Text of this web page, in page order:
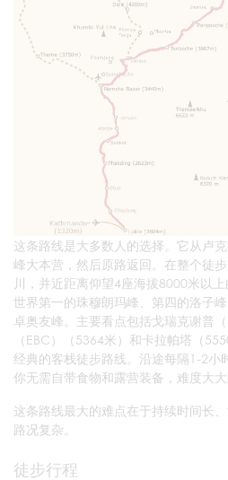
这条路线是大多数人的选择。它从卢
峰大本营，然后原路返回。在整个徒
川，并近距离仰望4座海拔8000米以
世界第一的珠穆朗玛峰、第四的洛子
卓奥友峰。主要看点包括戈瑞克谢普
（EBC）（5364米）和卡拉帕塔（
经典的客栈徒步路线。沿途每隔1-2小
你无需自带食物和露营装备，难度大大
这条路线最大的难点在于持续时间长
路况复杂。
徒步行程